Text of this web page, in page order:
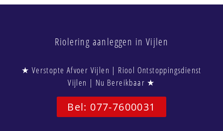
Riolering aanleggen in Vijlen
★ Verstopte Afvoer Vijlen | Riool Ontstoppingsdienst
Vijlen | Nu Bereikbaar ★
Bel: 077-7600031